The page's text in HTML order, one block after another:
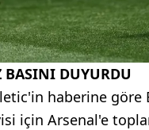
DUYURDU
haberine göre
için Arsenal'e